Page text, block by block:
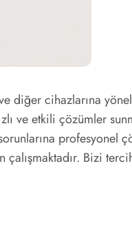
diğer cihazlarına
ve etkili çözümler
profesyonel
çalışmaktadır. Bizi